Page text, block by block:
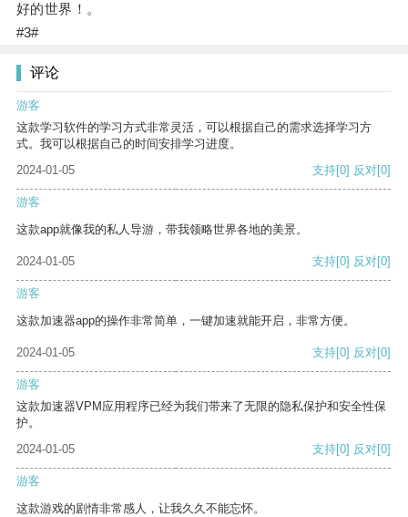
好的世界！。
#3#
评论
游客
这款学习软件的学习方式非常灵活，可以根据自己的需求选择学习方
式。我可以根据自己的时间安排学习进度。
2024-01-05
支持[0] 反对[0]
游客
这款app就像我的私人导游，带我领略世界各地的美景。
2024-01-05 支持[0] 反对[0]
游客
这款加速器app的操作非常简单，一键加速就能开启，非常方便。
2024-01-05 支持[0] 反对[0]
游客
这款加速器VPM应用程序已经为我们带来了无限的隐私保护和安全性保
护。
2024-01-05
支持[0] 反对[0]
游客
这款游戏的剧情非常感人，让我久久不能忘怀。